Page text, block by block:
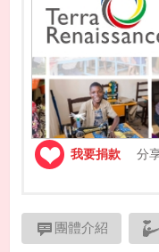
我要捐款 分
團體介紹